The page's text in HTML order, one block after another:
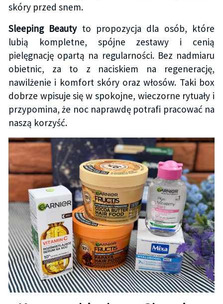
skóry przed snem.
Sleeping Beautyto propozycja dla osób, które
lubią kompletne, spójne zestawy i cenią
pielęgnację opartą na regularności. Bez nadmiaru
obietnic, za to z naciskiem na regenerację,
nawilżenie i komfort skóry oraz włosów. Taki box
dobrze wpisuje się w spokojne, wieczorne rytuały i
przypomina, że noc naprawdę potrafi pracować na
naszą korzyść.